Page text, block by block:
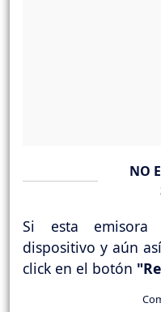
NO
Si esta
dispositivo y aún
click en el botón